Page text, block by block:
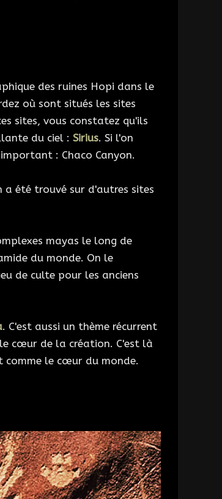
des ruines Hopi dans le
où sont situés les sites
sites, vous constatez qu'ils
du ciel : Sirius. Si l'on
: Chaco Canyon.
été trouvé sur d'autres sites
mayas le long de
du monde. On le
de culte pour les anciens
. C'est aussi un thème récurrent
cœur de la création. C'est là
comme le cœur du monde.